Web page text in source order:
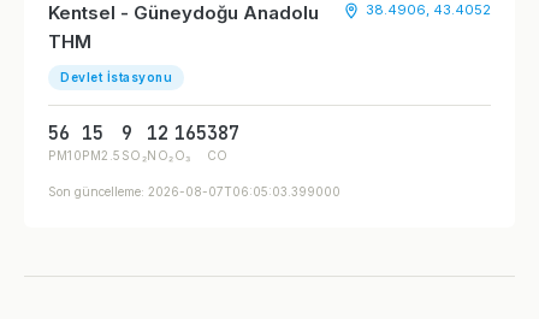
Kentsel - Güneydoğu Anadolu
THM
Devlet İstasyonu
38.4906, 43.4052
56
PM10
15
PM2.5
9
SO₂
12
NO₂
165
O₃
387
CO
Son güncelleme: 2026-08-07T06:05:03.399000